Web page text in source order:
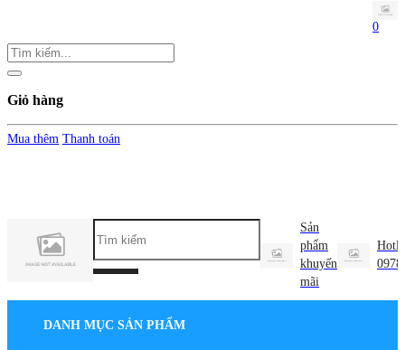
0
Giỏ hàng
Mua thêm Thanh toán
Sản
phẩm
khuyến
mãi
DANH MỤC SẢN PHẨM